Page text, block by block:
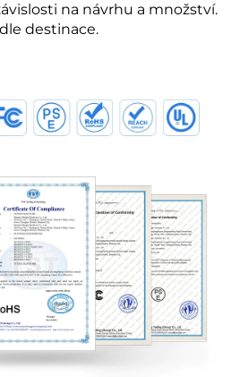
na návrhu a množství.
destinace.